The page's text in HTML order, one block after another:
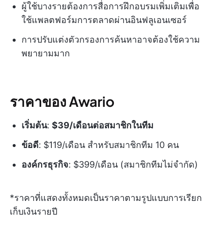
ผู้ใช้บางรายต้องการสื่อการฝึกอบรมเพิ่มเติมเพื่อ
ใช้แพลตฟอร์มการตลาดผ่านอินฟลูเอนเซอร์
การปรับแต่งตัวกรองการค้นหาอาจต้องใช้ความ
พยายามมาก
ราคาของ Awario
เริ่มต้น: $39/เดือนต่อสมาชิกในทีม
ข้อดี: $119/เดือน สำหรับสมาชิกทีม 10 คน
องค์กรธุรกิจ: $399/เดือน (สมาชิกทีมไม่จำกัด)
*ราคาที่แสดงทั้งหมดเป็นราคาตามรูปแบบการเรียก
เก็บเงินรายปี